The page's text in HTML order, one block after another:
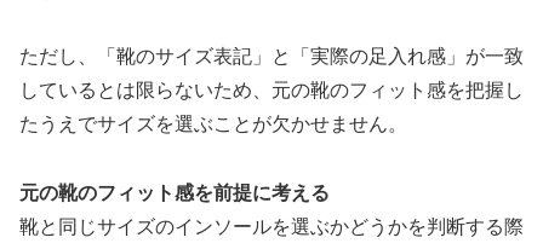
ただし、「靴のサイズ表記」と「実際の足入れ感」が一致
しているとは限らないため、元の靴のフィット感を把握し
たうえでサイズを選ぶことが欠かせません。
元の靴のフィット感を前提に考える
靴と同じサイズのインソールを選ぶかどうかを判断する際